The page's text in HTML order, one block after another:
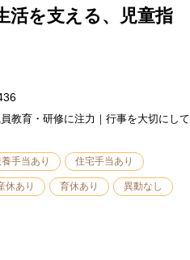
活を支える、児童指
教育・研修に注力｜行事を大切にして
手当あり 住宅手当あり
休あり 育休あり 異動なし